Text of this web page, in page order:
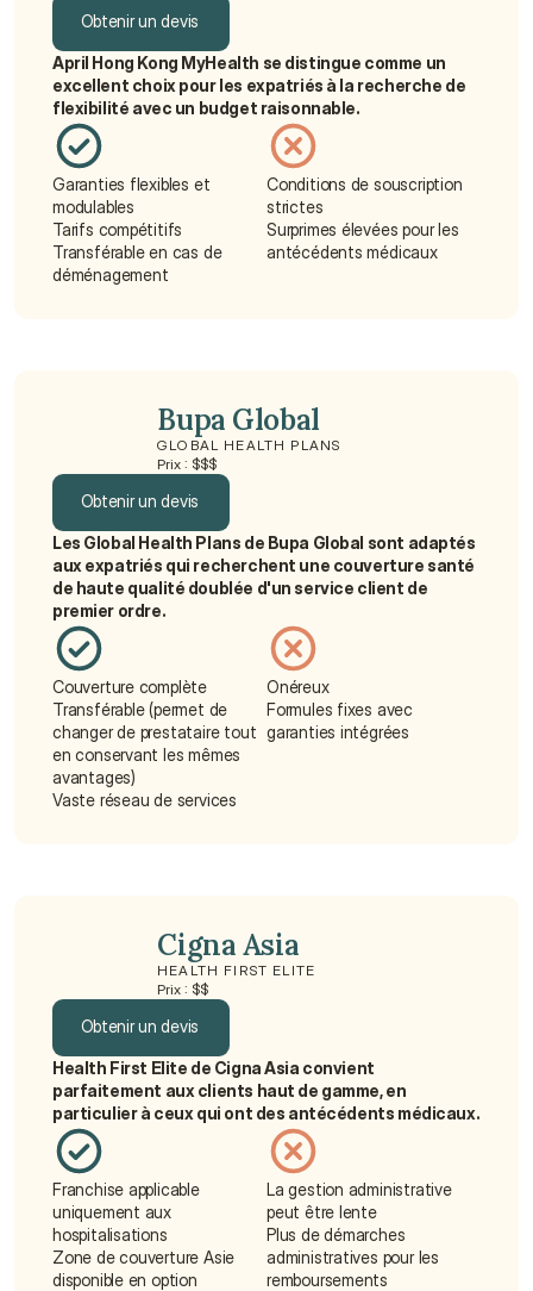
Obtenir un devis
Obtenir un devis
April Hong Kong MyHealth se distingue comme un
excellent choix pour les expatriés à la recherche de
flexibilité avec un budget raisonnable.
Garanties flexibles et
modulables
Tarifs compétitifs
Transférable en cas de
déménagement
Conditions de souscription
strictes
Surprimes élevées pour les
antécédents médicaux
Bupa Global
GLOBAL HEALTH PLANS
Prix : $$$
Obtenir un devis
Obtenir un devis
Les Global Health Plans de Bupa Global sont adaptés
aux expatriés qui recherchent une couverture santé
de haute qualité doublée d'un service client de
premier ordre.
Couverture complète
Transférable (permet de
changer de prestataire tout
en conservant les mêmes
avantages)
Vaste réseau de services
Onéreux
Formules fixes avec
garanties intégrées
Cigna Asia
HEALTH FIRST ELITE
Prix : $$
Obtenir un devis
Obtenir un devis
Health First Elite de Cigna Asia convient
parfaitement aux clients haut de gamme, en
particulier à ceux qui ont des antécédents médicaux.
Franchise applicable
uniquement aux
hospitalisations
Zone de couverture Asie
disponible en option
La gestion administrative
peut être lente
Plus de démarches
administratives pour les
remboursements